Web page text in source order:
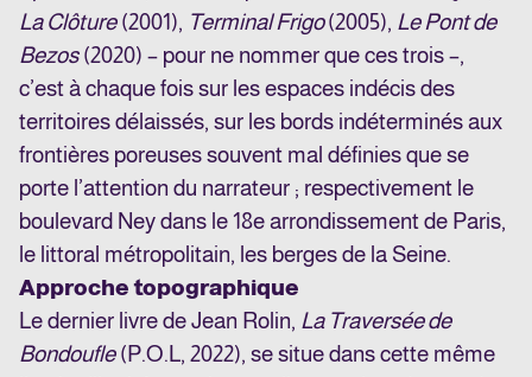
La Clôture(2001), Terminal Frigo(2005), Le Pont de
Bezos(2020) – pour ne nommer que ces trois –,
c’est à chaque fois sur les espaces indécis des
territoires délaissés, sur les bords indéterminés aux
frontières poreuses souvent mal définies que se
porte l’attention du narrateur ; respectivement le
boulevard Ney dans le 18e arrondissement de Paris,
le littoral métropolitain, les berges de la Seine.
Approche topographique
Le dernier livre de Jean Rolin, La Traversée de
Bondoufle(P.O.L, 2022), se situe dans cette même